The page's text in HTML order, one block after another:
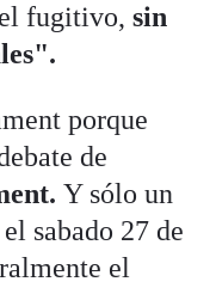
fugitivo,sin
porque
de
Y sólo un
sabado 27 de
el